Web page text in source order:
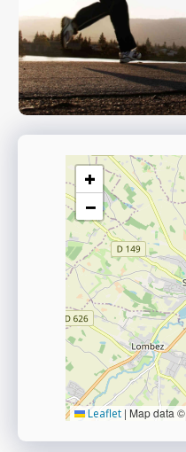
+
−
Leaflet | Map data ©